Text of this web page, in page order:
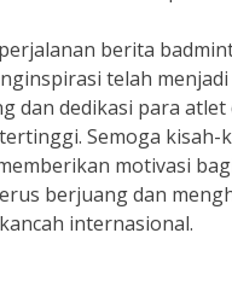
berita
telah
dan dedikasi para atlet
Semoga kisah-
motivasi
berjuang dan
internasional.